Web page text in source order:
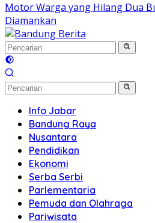
Motor Warga yang Hilang Dua
Diamankan
Info Jabar
Bandung Raya
Nusantara
Pendidikan
Ekonomi
Serba Serbi
Parlementaria
Pemuda dan Olahraga
Pariwisata